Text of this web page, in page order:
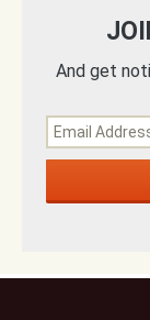
And get